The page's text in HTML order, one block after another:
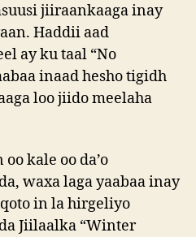
jiiraankaaga inay
Haddii aad
ay ku taal “No
inaad hesho tigidh
loo jiido meelaha
kale oo da’o
waxa laga yaabaa inay
in la hirgeliyo
Jiilaalka “Winter